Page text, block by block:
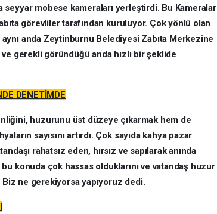
mobese kameraları yerleştirdi. Bu Kameralar
görevliler tarafından kuruluyor. Çok yönlü olan
anda Zeytinburnu Belediyesi Zabıta Merkezine
gerekli göründüğü anda hızlı bir şeklide
DENETİMDE
huzurunu üst düzeye çıkarmak hem de
sayısını artırdı. Çok sayıda kahya pazar
rahatsız eden, hırsız ve sapılarak anında
konuda çok hassas olduklarını ve vatandaş huzur
Biz ne gerekiyorsa yapıyoruz dedi.